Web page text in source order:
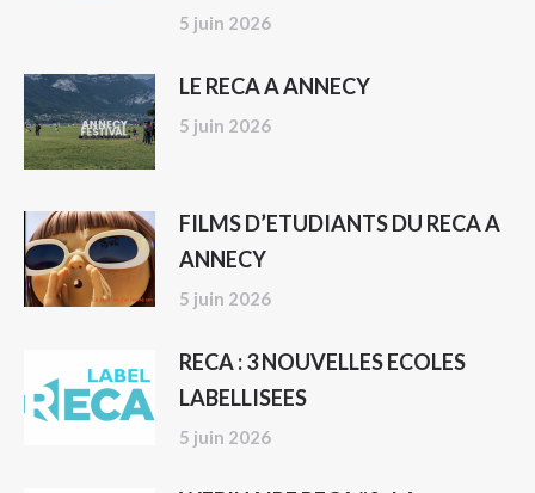
5 juin 2026
LE RECA A ANNECY
5 juin 2026
FILMS D’ETUDIANTS DU RECA A
ANNECY
5 juin 2026
RECA : 3 NOUVELLES ECOLES
LABELLISEES
5 juin 2026